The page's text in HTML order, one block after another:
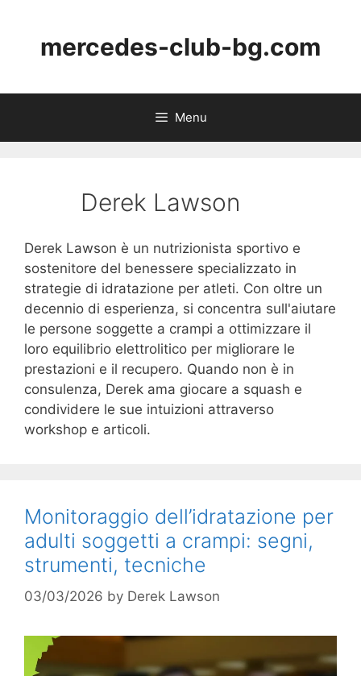
contentmercedes-club-bg.com
Menu
Derek Lawson
Derek Lawson è un nutrizionista sportivo e
sostenitore del benessere specializzato in
strategie di idratazione per atleti. Con oltre un
decennio di esperienza, si concentra sull'aiutare
le persone soggette a crampi a ottimizzare il
loro equilibrio elettrolitico per migliorare le
prestazioni e il recupero. Quando non è in
consulenza, Derek ama giocare a squash e
condividere le sue intuizioni attraverso
workshop e articoli.
Monitoraggio dell’idratazione per
adulti soggetti a crampi: segni,
strumenti, tecniche
03/03/2026 by Derek Lawson